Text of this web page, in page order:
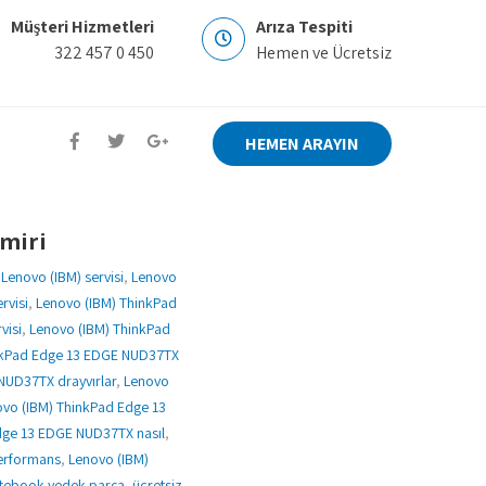
Müşteri Hizmetleri
322 457 0 450
Arıza Tespiti
Hemen ve Ücretsiz
HEMEN ARAYIN
Lenovo (IBM) servisi, Lenovo
, Lenovo (IBM) ThinkPad
, Lenovo (IBM) ThinkPad
Edge 13 EDGE NUD37TX
drayvırlar, Lenovo
(IBM) ThinkPad Edge 13
13 EDGE NUD37TX nasıl,
, Lenovo (IBM)